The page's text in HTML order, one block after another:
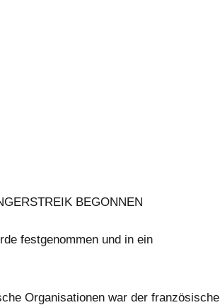
BEGONNEN
festgenommen und in ein
Organisationen war der französische